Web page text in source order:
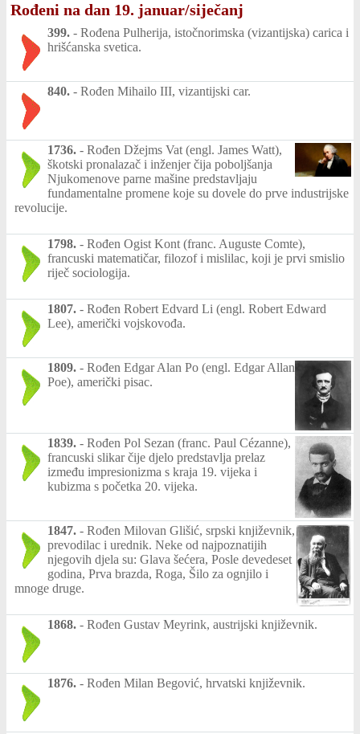
Rođeni na dan 19. januar/siječanj
399. - Rođena Pulherija, istočnorimska (vizantijska) carica i
hrišćanska svetica.
840. - Rođen Mihailo III, vizantijski car.
1736. - Rođen Džejms Vat (engl. James Watt),
škotski pronalazač i inženjer čija poboljšanja
Njukomenove parne mašine predstavljaju
fundamentalne promene koje su dovele do prve industrijske
revolucije.
1798. - Rođen Ogist Kont (franc. Auguste Comte),
francuski matematičar, filozof i mislilac, koji je prvi smislio
riječ sociologija.
1807. - Rođen Robert Edvard Li (engl. Robert Edward
Lee), američki vojskovođa.
1809. - Rođen Edgar Alan Po (engl. Edgar Allan
Poe), američki pisac.
1839. - Rođen Pol Sezan (franc. Paul Cézanne),
francuski slikar čije djelo predstavlja prelaz
između impresionizma s kraja 19. vijeka i
kubizma s početka 20. vijeka.
1847. - Rođen Milovan Glišić, srpski književnik,
prevodilac i urednik. Neke od najpoznatijih
njegovih djela su: Glava šećera, Posle devedeset
godina, Prva brazda, Roga, Šilo za ognjilo i
mnoge druge.
1868. - Rođen Gustav Meyrink, austrijski književnik.
1876. - Rođen Milan Begović, hrvatski književnik.